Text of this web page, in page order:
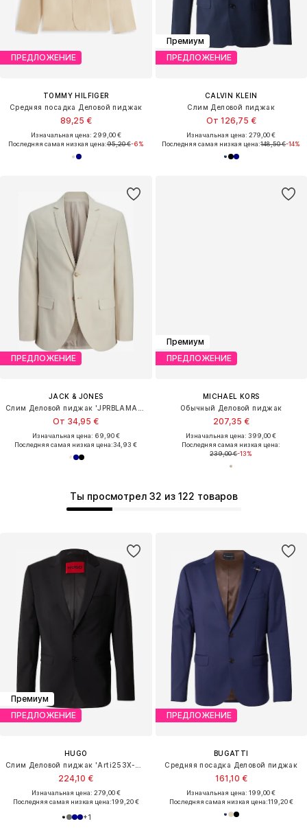
ПРЕДЛОЖЕНИЕ
TOMMY HILFIGER
Средняя посадка Деловой пиджак
89,25 €
Изначальная цена: 299,00 €
Последняя самая низкая цена:95,20 €-6%
Премиум
ПРЕДЛОЖЕНИЕ
CALVIN KLEIN
Слим Деловой пиджак
От 126,75 €
Изначальная цена: 279,00 €
Последняя самая низкая цена:148,50 €-14%
ПРЕДЛОЖЕНИЕ
JACK & JONES
От 34,95 €
Изначальная цена: 69,90 €
Последняя самая низкая цена:34,93 €
Премиум
ПРЕДЛОЖЕНИЕ
MICHAEL KORS
Обычный Деловой пиджак
207,35 €
Изначальная цена: 399,00 €
Последняя самая низкая цена:
239,00 €-13%
Премиум
ПРЕДЛОЖЕНИЕ
HUGO
224,10 €
Изначальная цена: 279,00 €
Последняя самая низкая цена:199,20 €
+1
Ты просмотрел 32 из 122 товаров
ПРЕДЛОЖЕНИЕ
BUGATTI
Средняя посадка Деловой пиджак
161,10 €
Изначальная цена: 199,00 €
Последняя самая низкая цена:119,20 €